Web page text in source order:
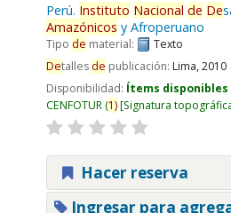
Perú. Instituto Nacional de De
Amazónicos y Afroperuano
Tipo de material:
Texto
Detalles de publicación: Lima,2010
Disponibilidad: Ítems
CENFOTUR(1) Signatura
Hacer reserva
Ingresar para